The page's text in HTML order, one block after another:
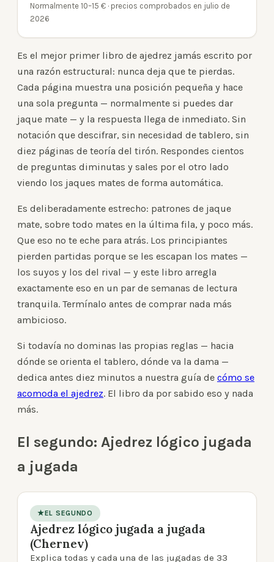
Normalmente 10–15 € · precios comprobados en julio de
2026
Es el mejor primer libro de ajedrez jamás escrito por
una razón estructural: nunca deja que te pierdas.
Cada página muestra una posición pequeña y hace
una sola pregunta — normalmente si puedes dar
jaque mate — y la respuesta llega de inmediato. Sin
notación que descifrar, sin necesidad de tablero, sin
diez páginas de teoría del tirón. Respondes cientos
de preguntas diminutas y sales por el otro lado
viendo los jaques mates de forma automática.
Es deliberadamente estrecho: patrones de jaque
mate, sobre todo mates en la última fila, y poco más.
Que eso no te eche para atrás. Los principiantes
pierden partidas porque se les escapan los mates —
los suyos y los del rival — y este libro arregla
exactamente eso en un par de semanas de lectura
tranquila. Termínalo antes de comprar nada más
ambicioso.
Si todavía no dominas las propias reglas — hacia
dónde se orienta el tablero, dónde va la dama —
dedica antes diez minutos a nuestra guía de cómo se
acomoda el ajedrez. El libro da por sabido eso y nada
más.
El segundo: Ajedrez lógico jugada
a jugada
product photo
★EL SEGUNDO
Ajedrez lógico jugada a jugada
(Chernev)
Explica todas y cada una de las jugadas de 33